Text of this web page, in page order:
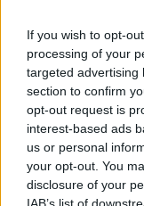
If you wish to opt-
processing of your
targeted advertising
section to confirm
opt-out request is
interest-based ads
us or personal
your opt-out. You
disclosure of your
dalším osobám,
zjištěna
Ředitelé odborů i
vlastní vůle, řekl
ČTK )
Diskuse: 1